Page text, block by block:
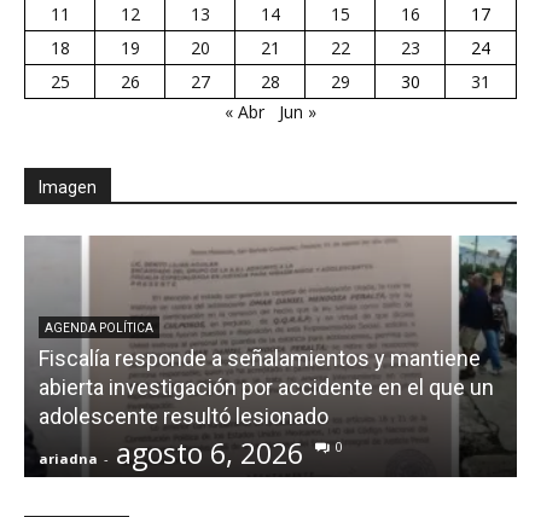
11
12 13 14 15 16
17
18
19 20 21 22 23
24
25
26 27 28 29 30
31
« Abr
Jun »
Imagen
AGENDA POLÍTICA
Fiscalía responde a señalamientos y mantiene
abierta investigación por accidente en el que un
adolescente resultó lesionado
ariadna - agosto 6, 2026 0